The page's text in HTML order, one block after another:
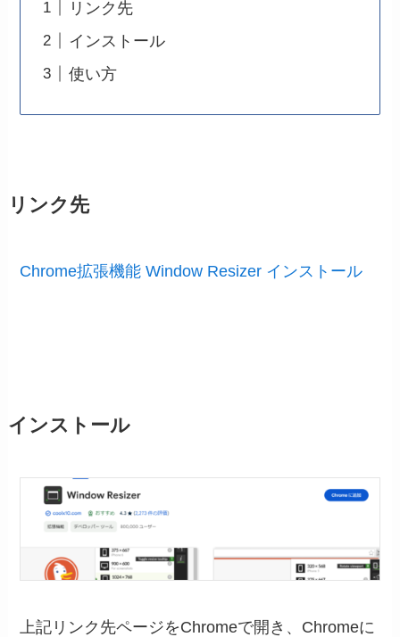
リンク先
インストール
使い方
リンク先
Chrome拡張機能 Window Resizer インストール
インストール
上記リンク先ページをChromeで開き、Chromeに